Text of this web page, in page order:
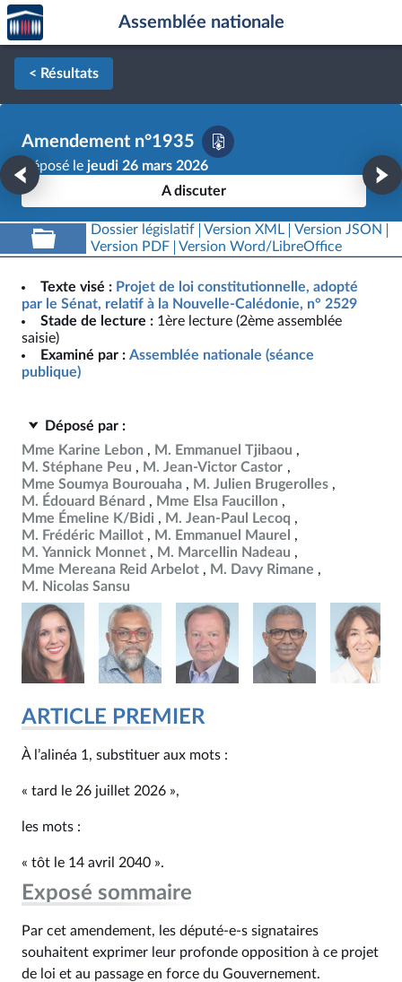
Aller au contenu
Aller en bas de la page
Accèder
à la
page
d'accueil
Assemblée nationale
< Résultats
Amendement n°1935
Déposé le jeudi 26 mars 2026
A discuter
Dossier législatif Version XML
Version JSON
Version PDF
Version Word/LibreOffice
Texte visé : Projet de loi constitutionnelle, adopté
par le Sénat, relatif à la Nouvelle-Calédonie, n° 2529
Stade de lecture : 1ère lecture (2ème assemblée
saisie)
Examiné par : Assemblée nationale (séance
publique)
Déposé par :
Mme Karine Lebon
M. Emmanuel Tjibaou
M. Stéphane Peu
M. Jean-Victor Castor
Mme Soumya Bourouaha
M. Julien Brugerolles
M. Édouard Bénard
Mme Elsa Faucillon
Mme Émeline K/Bidi
M. Jean-Paul Lecoq
M. Frédéric Maillot
M. Emmanuel Maurel
M. Yannick Monnet
M. Marcellin Nadeau
Mme Mereana Reid Arbelot
M. Davy Rimane
M. Nicolas Sansu
ARTICLE PREMIER
À l’alinéa 1, substituer aux mots :
« tard le 26 juillet 2026 »,
les mots :
« tôt le 14 avril 2040 ».
Exposé sommaire
Par cet amendement, les député-e-s signataires
souhaitent exprimer leur profonde opposition à ce projet
de loi et au passage en force du Gouvernement.